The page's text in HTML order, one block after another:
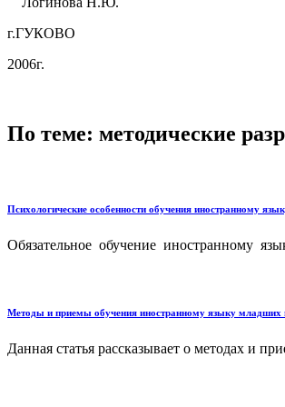
г.ГУКОВО
2006г.
По теме: методические
Психологические особенности обучения иностранному
Обязательное обучение иностранному
Методы и приемы обучения иностранному языку младших
Данная статья рассказывает о методах и